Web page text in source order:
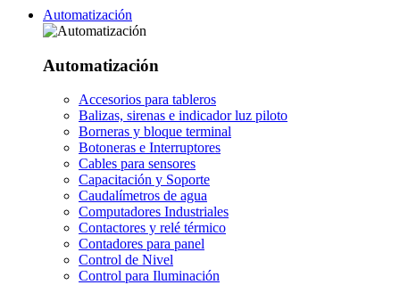
Automatización
Automatización
Accesorios para tableros
Balizas, sirenas e indicador luz piloto
Borneras y bloque terminal
Botoneras e Interruptores
Cables para sensores
Capacitación y Soporte
Caudalímetros de agua
Computadores Industriales
Contactores y relé térmico
Contadores para panel
Control de Nivel
Control para Iluminación